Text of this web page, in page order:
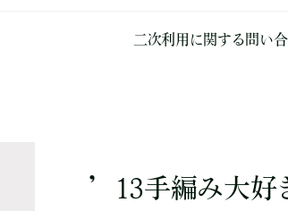
二次利用に関する問い
’13手編み大好